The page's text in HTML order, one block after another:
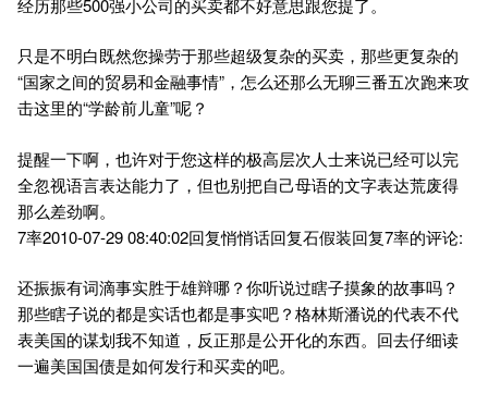
经历那些500强小公司的买卖都不好意思跟您提了。
只是不明白既然您操劳于那些超级复杂的买卖，那些更复杂的
“国家之间的贸易和金融事情”，怎么还那么无聊三番五次跑来攻
击这里的“学龄前儿童”呢？
提醒一下啊，也许对于您这样的极高层次人士来说已经可以完
全忽视语言表达能力了，但也别把自己母语的文字表达荒废得
那么差劲啊。
7率2010-07-29 08:40:02回复悄悄话回复石假装回复7率的评论:
还振振有词滴事实胜于雄辩哪？你听说过瞎子摸象的故事吗？
那些瞎子说的都是实话也都是事实吧？格林斯潘说的代表不代
表美国的谋划我不知道，反正那是公开化的东西。回去仔细读
一遍美国国债是如何发行和买卖的吧。